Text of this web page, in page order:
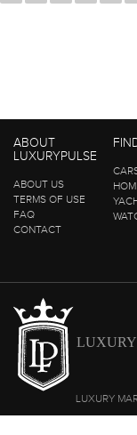
ABOUT
LUXURYPULSE
ABOUT US
TERMS OF USE
FAQ
CONTACT
LUXURY